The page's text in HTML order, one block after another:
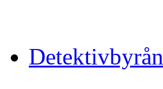
Detektivbyrån